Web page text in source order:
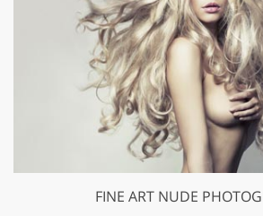
FINE ART NUDE